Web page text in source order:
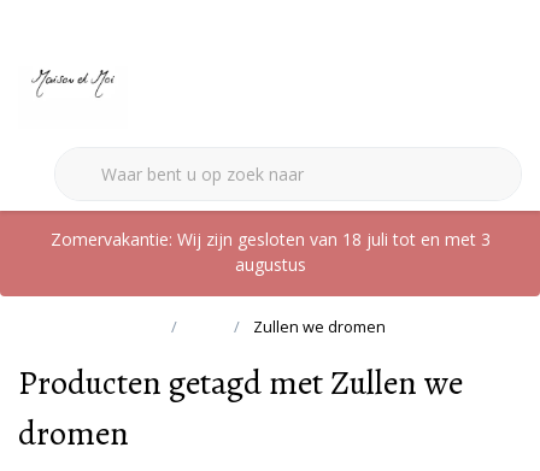
Zomervakantie: Wij zijn gesloten van 18 juli tot en met 3
augustus
Zullen we dromen
Producten getagd met Zullen we
dromen